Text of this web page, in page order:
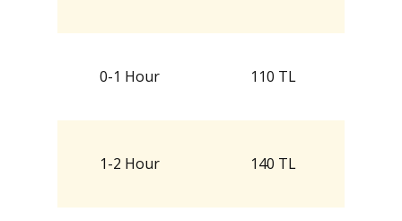
0-1 Hour 110 TL
1-2 Hour 140 TL